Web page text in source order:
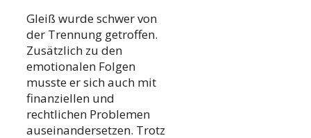
Gleiß wurde schwer von
der Trennung getroffen.
Zusätzlich zu den
emotionalen Folgen
musste er sich auch mit
finanziellen und
rechtlichen Problemen
auseinandersetzen. Trotz